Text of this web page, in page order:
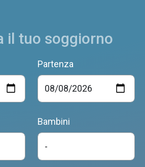
il tuo soggiorno
Partenza
Bambini